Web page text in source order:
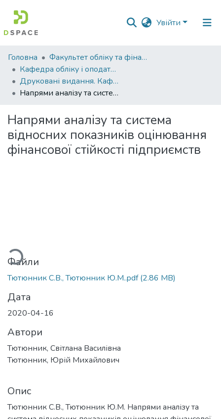
Увійти
Фонди
та
зібрання
Пошук за критеріями
Статистика
Головна
Факультет обліку та фінансів
Кафедра обліку і оподаткування
Друковані видання. Кафедра обліку і оподаткування
Напрями аналізу та система відносних показників оцінювання фінансової стійкості підприємств
Напрями аналізу та система
відносних показників оцінювання
фінансової стійкості підприємств
Файли
Тютюнник С.В., Тютюнник Ю.М..pdf(2.86 MB)
Дата
2020-04-16
Автори
Тютюнник, Світлана Василівна
Тютюнник, Юрій Михайлович
Опис
Тютюнник С.В., Тютюнник Ю.М. Напрями аналізу та